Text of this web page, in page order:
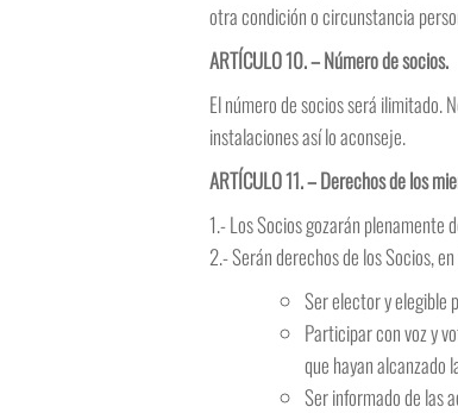
otra condición o circunstancia
ARTÍCULO 10. – Número de socios.
El número de socios será ilimitado.
instalaciones así lo aconseje.
ARTÍCULO 11. – Derechos de los
1.- Los Socios gozarán plenamente
2.- Serán derechos de los Socios,
Ser elector y elegible
Participar con voz y
que hayan alcanzado
Ser informado de las